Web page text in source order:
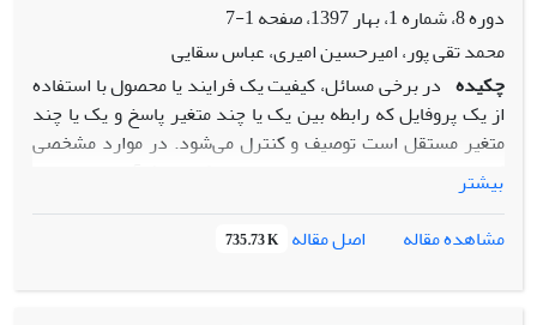
ریاضی چند هدفه، میزان تخصیص تقاضا به هر تامین‌کننده
مشخص می‌گردد. روش پیشنهادی برای انتخاب تامین‌گنندگان
سبز تجهیزات نیروگاه زیست توده شیراز مورد استفاده قرار
گرفت. نتایج حاصله بیانگر کارآیی مدل پیشنهادی برای انتخاب
تامین‌کنندگان سبز تجهیزات نیروگاه زیست توده است.
دوره 8، شماره 1، بهار 1397، صفحه
1-7
محمد تقی پور، امیرحسین امیری، عباس سقایی
چکیده در برخی مسائل، کیفیت یک فرایند یا محصول با استفاده
از یک پروفایل که رابطه بین یک یا چند متغیر پاسخ و یک یا چند
متغیر مستقل است توصیف و کنترل می‌شود. در موارد مشخصی
که متغیرهای پاسخ همبسته‌اند، می‌توان کیفیت فرآیند یا محصول
را به وسیله چندین پروفایل هم‌زمان توصیف نمود. در برخی موارد
به دلیل فاصله کم بین دوبار نمونه‌گیری، متغیرهای پاسخ در یک
پروفایل خودهمبسته می‌شوند. خود همبستگی روی براورد
پارامترهای رگرسیون تاثیر گذاشته و عملکرد نمودارهای کنترلی
بیشتر
مشاهده مقاله
اصل مقاله 735.73 K